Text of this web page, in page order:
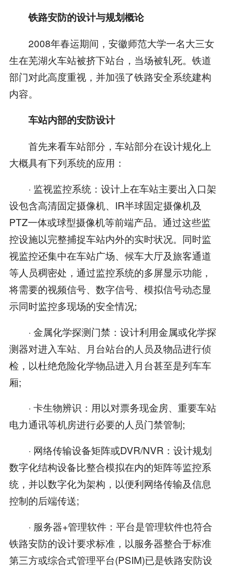
铁路安防的设计与规划概论
2008年春运期间，安徽师范大学一名大三女
生在芜湖火车站被挤下站台，当场被轧死。铁道
部门对此高度重视，并加强了铁路安全系统建构
内容。
车站内部的安防设计
首先来看车站部分，车站部分在设计规化上
大概具有下列系统的应用：
· 监视监控系统：设计上在车站主要出入口架
设包含高清固定摄像机、IR半球固定摄像机及
PTZ一体或球型摄像机等前端产品。通过这些监
控设施以完整捕捉车站内外的实时状况。同时监
视监控还集中在车站广场、候车大厅及旅客通道
等人员稠密处，通过监控系统的多屏显示功能，
将需要的视频信号、数字信号、模拟信号动态显
示同时监控多现场的安全情况;
· 金属化学探测门禁：设计利用金属或化学探
测器对进入车站、月台站台的人员及物品进行侦
检，以杜绝危险化学物品进入月台甚至是列车车
厢;
· 卡生物辨识：用以对票务现金房、重要车站
电力通讯等机房进行必要的人员门禁管制;
· 网络传输设备矩阵或DVR/NVR：设计规划
数字化结构设备比整合模拟在内的矩阵等监控系
统，并以数字化为架构，以便利网络传输及信息
控制的后端传送;
· 服务器+管理软件：平台是管理软件也符合
铁路安防的设计要求标准，以服务器整合于标准
第三方或综合式管理平台(PSIM)已是铁路安防设